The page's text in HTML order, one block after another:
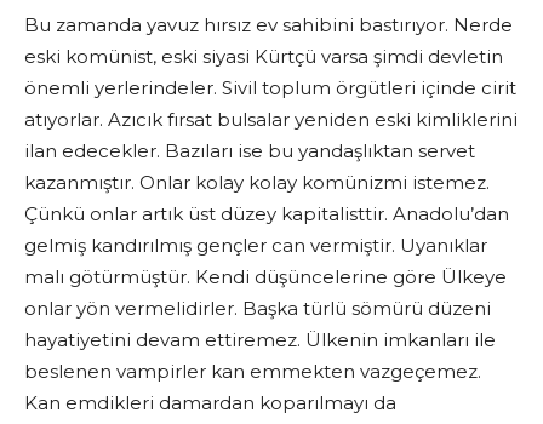
Bu zamanda yavuz hırsız ev sahibini bastırıyor. Nerde
eski komünist, eski siyasi Kürtçü varsa şimdi devletin
önemli yerlerindeler. Sivil toplum örgütleri içinde cirit
atıyorlar. Azıcık fırsat bulsalar yeniden eski kimliklerini
ilan edecekler. Bazıları ise bu yandaşlıktan servet
kazanmıştır. Onlar kolay kolay komünizmi istemez.
Çünkü onlar artık üst düzey kapitalisttir. Anadolu’dan
gelmiş kandırılmış gençler can vermiştir. Uyanıklar
malı götürmüştür. Kendi düşüncelerine göre Ülkeye
onlar yön vermelidirler. Başka türlü sömürü düzeni
hayatiyetini devam ettiremez. Ülkenin imkanları ile
beslenen vampirler kan emmekten vazgeçemez.
Kan emdikleri damardan koparılmayı da